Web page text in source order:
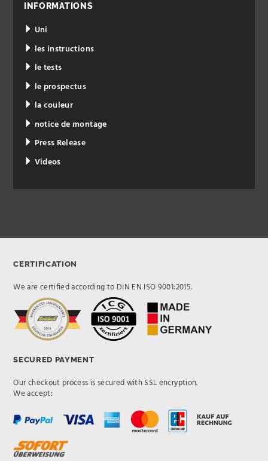
INFORMATIONS
Uni
les instructions
le tests
le prospectus
la couleur
notice de montage
Press Release
Videos
CERTIFICATION
We are certified according to DIN EN ISO 9001:2015.
SECURED PAYMENT
Our checkout process is secured with SSL encryption.
We accept: